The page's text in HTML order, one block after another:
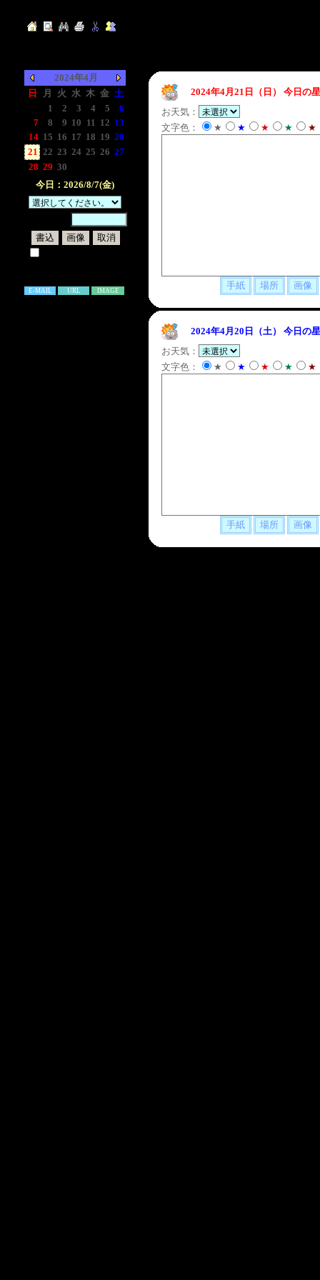
2024年4月
日
月 火 水 木 金 土
1 2 3 4 5
6
7
8 9 10 11 12 13
14 15 16 17 18 19 20
21 22 23 24 25 26 27
28 29 30
今日：2026/8/7(金)
E-MAIL URL IMAGE
2024年4月21日（日）
今日の
お天気：
文字色：
★ ★ ★ ★ ★
2024年4月20日（土）
今日の
お天気：
文字色：
★ ★ ★ ★ ★